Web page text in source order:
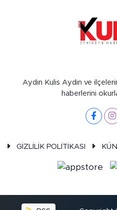
Aydın Kulis Aydın ve
haberlerini
GİZLİLİK POLİTİKASI